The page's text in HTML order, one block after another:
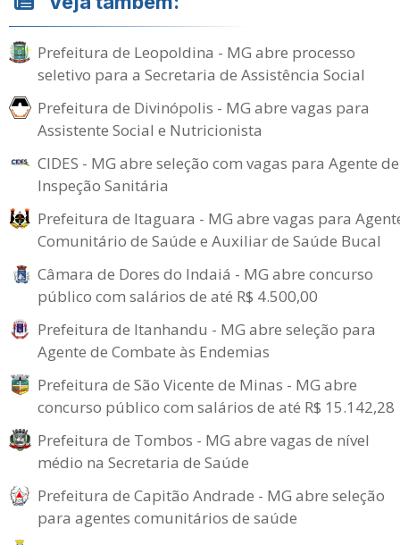
Prefeitura de Leopoldina - MG abre processo
seletivo para a Secretaria de Assistência Social
Prefeitura de Divinópolis - MG abre vagas para
Assistente Social e Nutricionista
CIDES - MG abre seleção com vagas para Agente de
Inspeção Sanitária
Prefeitura de Itaguara - MG abre vagas para
Comunitário de Saúde e Auxiliar de Saúde Bucal
Câmara de Dores do Indaiá - MG abre concurso
público com salários de até R$ 4.500,00
Prefeitura de Itanhandu - MG abre seleção para
Agente de Combate às Endemias
Prefeitura de São Vicente de Minas - MG abre
concurso público com salários de até R$ 15.142,28
Prefeitura de Tombos - MG abre vagas de nível
médio na Secretaria de Saúde
Prefeitura de Capitão Andrade - MG abre seleção
para agentes comunitários de saúde